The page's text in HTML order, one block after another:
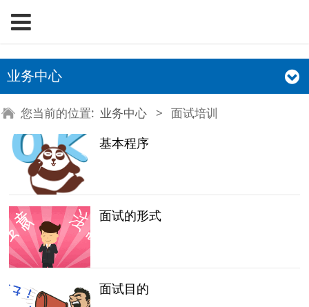
业务中心
您当前的位置: 业务中心 > 面试培训
基本程序
面试的形式
面试目的